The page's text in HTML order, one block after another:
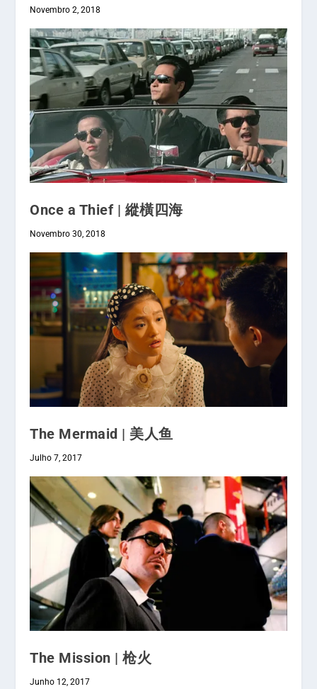
Novembro 2, 2018
Once a Thief | 縱橫四海
Novembro 30, 2018
The Mermaid | 美人鱼
Julho 7, 2017
The Mission | 枪火
Junho 12, 2017